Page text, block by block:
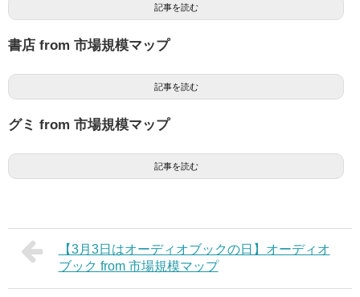
記事を読む
書店 from 市場規模マップ
記事を読む
グミ from 市場規模マップ
記事を読む
【3月3日はオーディオブックの日】オーディオ
ブック from 市場規模マップ